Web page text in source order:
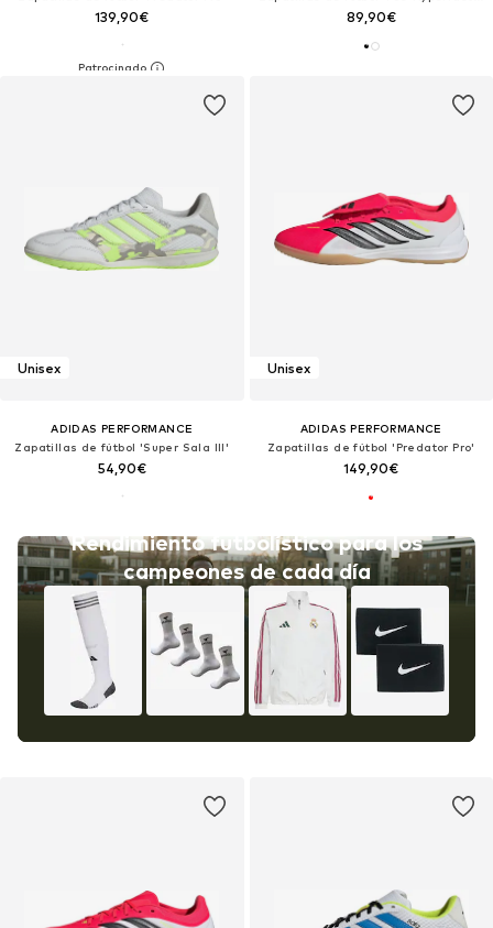
139,90€ 89,90€
Unisex
ADIDAS PERFORMANCE
Zapatillas de fútbol 'Super Sala III'
54,90€
Rendimiento futbolístico para los
campeones de cada día
Unisex
ADIDAS PERFORMANCE
Zapatillas de fútbol 'Predator Pro'
149,90€